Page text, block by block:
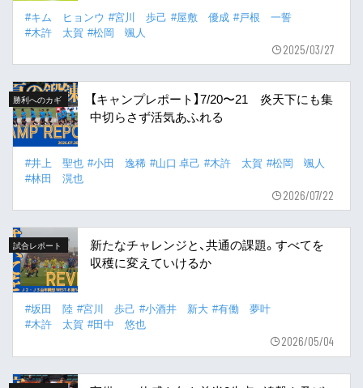
#キム ヒョンウ #宮川 歩己 #屋敷 優成 #戸根 一誓
#木許 太賀 #松岡 颯人
2025/03/27
勝利へのカギ
【キャンプレポート】7/20〜21 炎天下にも集
中切らさず活気あふれる
#井上 聖也 #小田 逸稀 #山口 卓己 #木許 太賀 #松岡 颯人
#林田 滉也
2026/07/22
試合レポート
新たなチャレンジと、共通の課題。すべてを
収穫に変えていけるか
#坂田 陸 #宮川 歩己 #小酒井 新大 #有働 夢叶
#木許 太賀 #田中 悠也
2026/05/04